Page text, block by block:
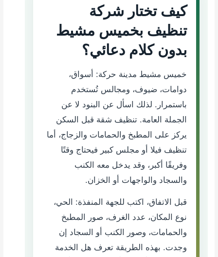
كيف تختار شركة
تنظيف بخميس مشيط
بدون كلام دعائي؟
خميس مشيط مدينة حركة: أسواق،
دوامات، ضيوف، ومجالس تُستخدم
باستمرار. لذلك اسأل عن البنود لا عن
الجملة العامة. تنظيف شقة قبل السكن
يركز على المطبخ والحمامات والزجاج، أما
تنظيف فيلا أو مجلس كبير فيحتاج وقتًا
وفريقًا أكبر، وقد يدخل معه الكنب
والسجاد والواجهات أو الخزان.
قبل الاتفاق، اكتب للجهة المنفذة: الحي،
نوع المكان، عدد الغرف، صور المطبخ
والحمامات، وصور الكنب أو السجاد إن
وجدت. بهذه الطريقة تعرف هل الخدمة